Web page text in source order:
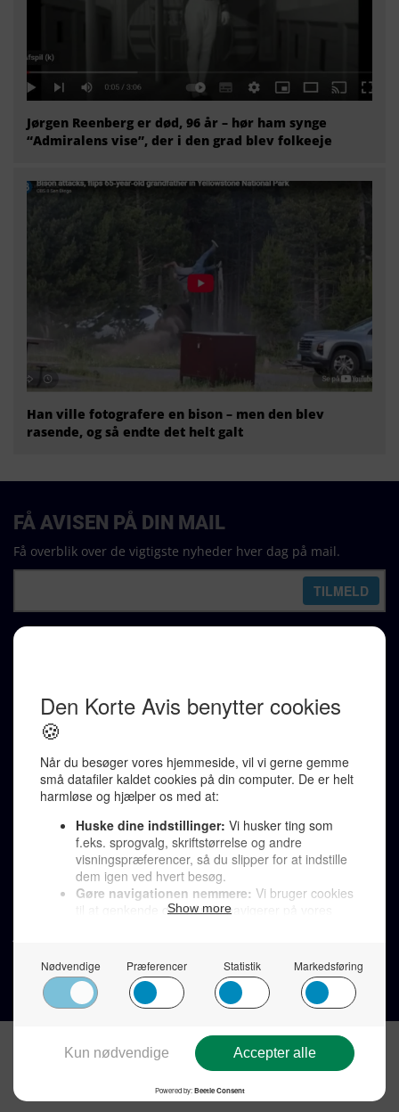
Jørgen Reenberg er død, 96 år – hør ham synge
“Admiralens vise”, der i den grad blev folkeeje
Han ville fotografere en bison – men den blev
rasende, og så endte det helt galt
Karen Jespersen
Redaktionen kontaktes via mail til
redaktion@denkorteavis.dk
Telefonsvarer 20 30 10 96
Von Ostensgade 22, 2791 Dragør
LINKS
Tidligere aviser >
Støt Den Korte Avis >
Send et læserbrev >
Privatlivspolitik >
FÅ AVISEN PÅ DIN MAIL
Få overblik over de vigtigste nyheder hver dag på mail.